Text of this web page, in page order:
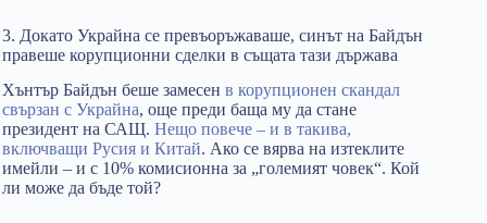
3. Докато Украйна се превъоръжаваше, синът на Байдън
правеше корупционни сделки в същата тази държава
Хънтър Байдън беше замесен в корупционен скандал
свързан с Украйна, още преди баща му да стане
президент на САЩ. Нещо повече – и в такива,
включващи Русия и Китай. Ако се вярва на изтеклите
имейли – и с 10% комисионна за „големият човек“. Кой
ли може да бъде той?